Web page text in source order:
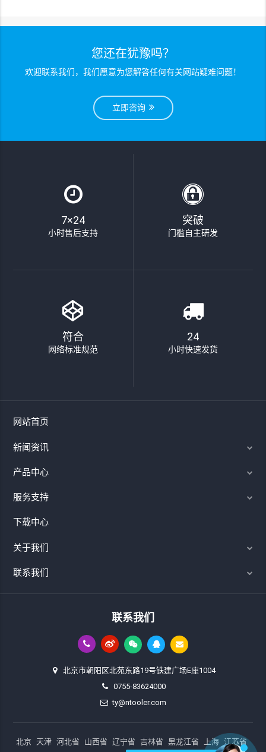
您还在犹豫吗？
欢迎联系我们，我们愿意为您解答任何有关网站疑难问题！
立即咨询
7×24
小时售后支持
突破
门槛自主研发
符合
网络标准规范
24
小时快速发货
网站首页
新闻资讯
产品中心
服务支持
下载中心
关于我们
联系我们
联系我们
北京市朝阳区北苑东路19号铁建广场E座1004
0755-83624000
ty@ntooler.com
北京 天津 河北省 山西省 辽宁省 吉林省 黑龙江省 上海 江苏省